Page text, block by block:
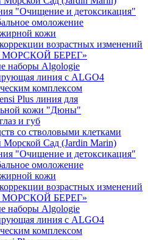
"Очищение и детоксикация"
омоложение
кожи
возрастных изменений
МОРСКОЙ БЕРЕГ»
наборы Algologie
линия с ALGO4
комплексом
Plus линия для
кожи "Дюны"
и губ
со стволовыми клетками
Морской Сад (Jardin Marin)
"Очищение и детоксикация"
омоложение
кожи
возрастных изменений
МОРСКОЙ БЕРЕГ»
наборы Algologie
линия с ALGO4
комплексом